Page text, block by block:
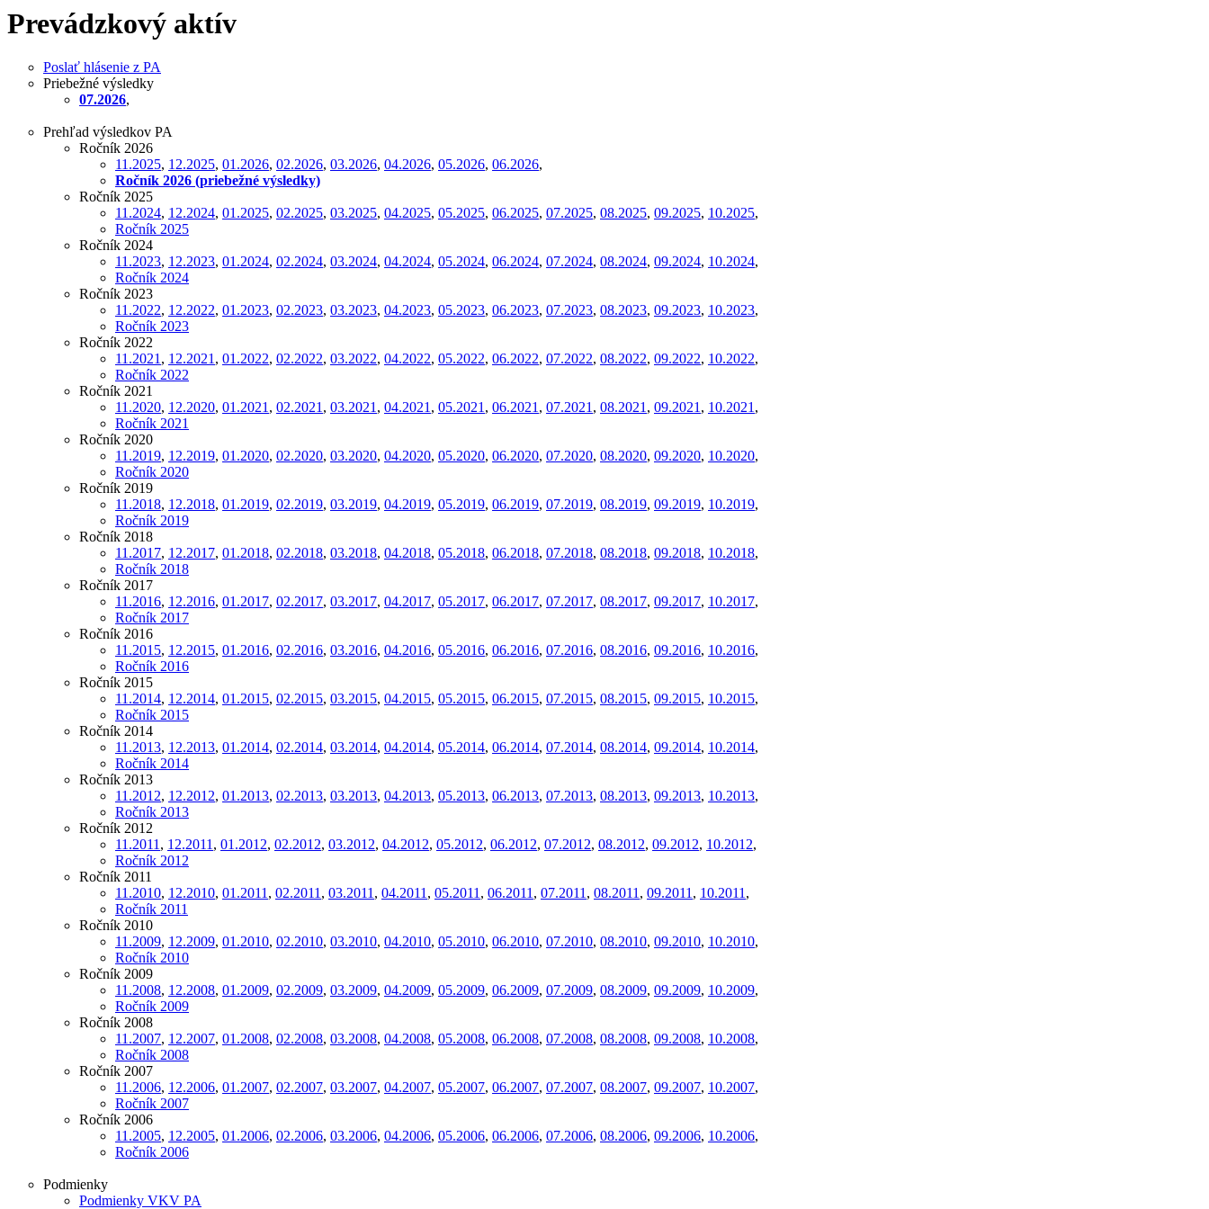
Prevádzkový aktív
Poslať hlásenie z PA
Priebežné výsledky
07.2026,
Prehľad výsledkov PA
Ročník 2026
11.2025, 12.2025, 01.2026, 02.2026, 03.2026, 04.2026, 05.2026, 06.2026,
Ročník 2026 (priebežné výsledky)
Ročník 2025
11.2024, 12.2024, 01.2025, 02.2025, 03.2025, 04.2025, 05.2025, 06.2025, 07.2025, 08.2025, 09.2025, 10.2025,
Ročník 2025
Ročník 2024
11.2023, 12.2023, 01.2024, 02.2024, 03.2024, 04.2024, 05.2024, 06.2024, 07.2024, 08.2024, 09.2024, 10.2024,
Ročník 2024
Ročník 2023
11.2022, 12.2022, 01.2023, 02.2023, 03.2023, 04.2023, 05.2023, 06.2023, 07.2023, 08.2023, 09.2023, 10.2023,
Ročník 2023
Ročník 2022
11.2021, 12.2021, 01.2022, 02.2022, 03.2022, 04.2022, 05.2022, 06.2022, 07.2022, 08.2022, 09.2022, 10.2022,
Ročník 2022
Ročník 2021
11.2020, 12.2020, 01.2021, 02.2021, 03.2021, 04.2021, 05.2021, 06.2021, 07.2021, 08.2021, 09.2021, 10.2021,
Ročník 2021
Ročník 2020
11.2019, 12.2019, 01.2020, 02.2020, 03.2020, 04.2020, 05.2020, 06.2020, 07.2020, 08.2020, 09.2020, 10.2020,
Ročník 2020
Ročník 2019
11.2018, 12.2018, 01.2019, 02.2019, 03.2019, 04.2019, 05.2019, 06.2019, 07.2019, 08.2019, 09.2019, 10.2019,
Ročník 2019
Ročník 2018
11.2017, 12.2017, 01.2018, 02.2018, 03.2018, 04.2018, 05.2018, 06.2018, 07.2018, 08.2018, 09.2018, 10.2018,
Ročník 2018
Ročník 2017
11.2016, 12.2016, 01.2017, 02.2017, 03.2017, 04.2017, 05.2017, 06.2017, 07.2017, 08.2017, 09.2017, 10.2017,
Ročník 2017
Ročník 2016
11.2015, 12.2015, 01.2016, 02.2016, 03.2016, 04.2016, 05.2016, 06.2016, 07.2016, 08.2016, 09.2016, 10.2016,
Ročník 2016
Ročník 2015
11.2014, 12.2014, 01.2015, 02.2015, 03.2015, 04.2015, 05.2015, 06.2015, 07.2015, 08.2015, 09.2015, 10.2015,
Ročník 2015
Ročník 2014
11.2013, 12.2013, 01.2014, 02.2014, 03.2014, 04.2014, 05.2014, 06.2014, 07.2014, 08.2014, 09.2014, 10.2014,
Ročník 2014
Ročník 2013
11.2012, 12.2012, 01.2013, 02.2013, 03.2013, 04.2013, 05.2013, 06.2013, 07.2013, 08.2013, 09.2013, 10.2013,
Ročník 2013
Ročník 2012
11.2011, 12.2011, 01.2012, 02.2012, 03.2012, 04.2012, 05.2012, 06.2012, 07.2012, 08.2012, 09.2012, 10.2012,
Ročník 2012
Ročník 2011
11.2010, 12.2010, 01.2011, 02.2011, 03.2011, 04.2011, 05.2011, 06.2011, 07.2011, 08.2011, 09.2011, 10.2011,
Ročník 2011
Ročník 2010
11.2009, 12.2009, 01.2010, 02.2010, 03.2010, 04.2010, 05.2010, 06.2010, 07.2010, 08.2010, 09.2010, 10.2010,
Ročník 2010
Ročník 2009
11.2008, 12.2008, 01.2009, 02.2009, 03.2009, 04.2009, 05.2009, 06.2009, 07.2009, 08.2009, 09.2009, 10.2009,
Ročník 2009
Ročník 2008
11.2007, 12.2007, 01.2008, 02.2008, 03.2008, 04.2008, 05.2008, 06.2008, 07.2008, 08.2008, 09.2008, 10.2008,
Ročník 2008
Ročník 2007
11.2006, 12.2006, 01.2007, 02.2007, 03.2007, 04.2007, 05.2007, 06.2007, 07.2007, 08.2007, 09.2007, 10.2007,
Ročník 2007
Ročník 2006
11.2005, 12.2005, 01.2006, 02.2006, 03.2006, 04.2006, 05.2006, 06.2006, 07.2006, 08.2006, 09.2006, 10.2006,
Ročník 2006
Podmienky
Podmienky VKV PA